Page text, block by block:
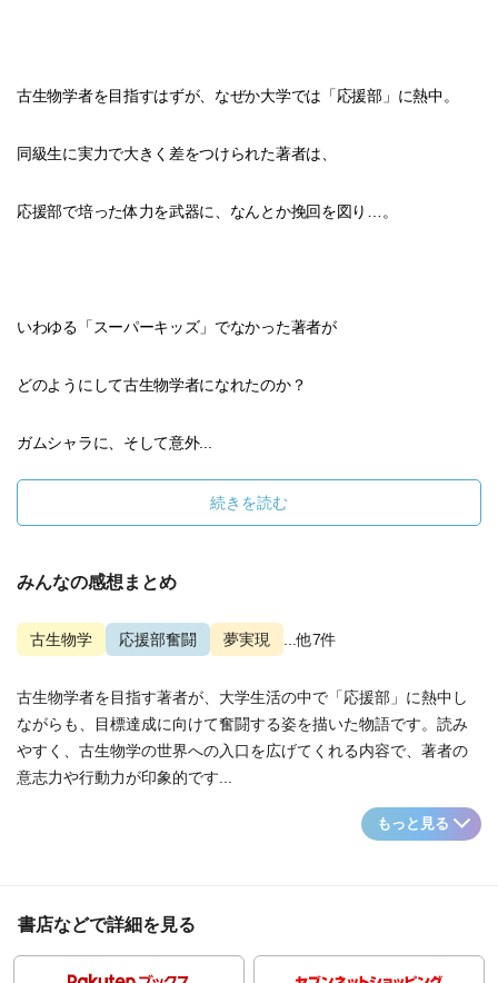
古生物学者を目指すはずが、なぜか大学では「応援部」に熱中。
同級生に実力で大きく差をつけられた著者は、
応援部で培った体力を武器に、なんとか挽回を図り…。
いわゆる「スーパーキッズ」でなかった著者が
どのようにして古生物学者になれたのか？
ガムシャラに、そして意外...
続きを読む
みんなの感想まとめ
古生物学 応援部奮闘 夢実現 ...他7件
古生物学者を目指す著者が、大学生活の中で「応援部」に熱中し
ながらも、目標達成に向けて奮闘する姿を描いた物語です。読み
やすく、古生物学の世界への入口を広げてくれる内容で、著者の
意志力や行動力が印象的です...
もっと見る
書店などで詳細を見る